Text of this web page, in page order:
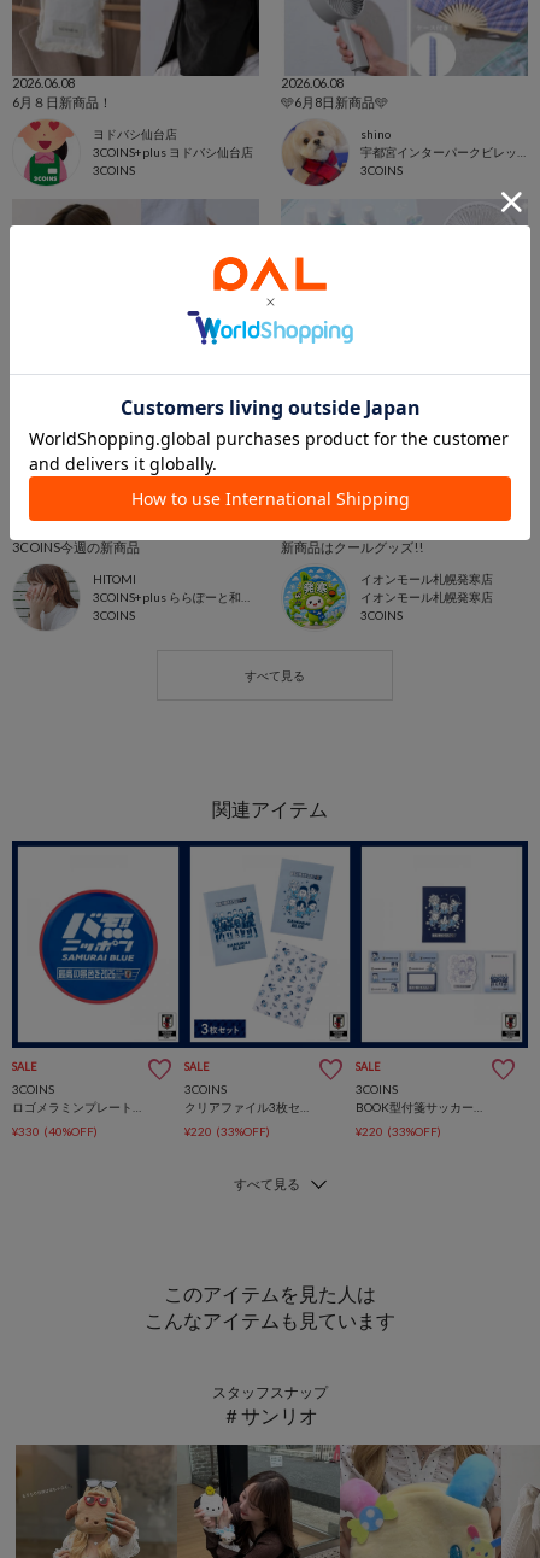
2026.06.08
6月８日新商品！
ヨドバシ仙台店
3COINS+plus ヨドバシ仙台店
3COINS
2026.06.08
🩵6月8日新商品🩵
shino
3COINS
3COINS今週の新商品
HITOMI
3COINS
新商品はクールグッズ!!
イオンモール札幌発寒店
イオンモール札幌発寒店
3COINS
SALE
3COINS
¥330 (40%OFF)
SALE
3COINS
¥220 (33%OFF)
SALE
3COINS
¥220 (33%OFF)
このアイテムを見た人は
こんなアイテムも見ています
スタッフスナップ
＃サンリオ